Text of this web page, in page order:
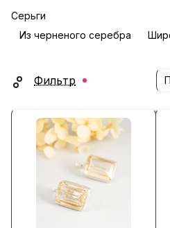
Серьги
Из черненого серебра
Фильтр